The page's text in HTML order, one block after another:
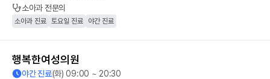
소아과전문의
소아과 진료 토요일 진료 야간 진료
행복한여성의원
야간 진료(화) 09:00 ~ 20:30